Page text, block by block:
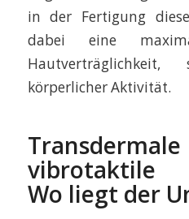
in der Fertigung
dabei eine
körperlicher Aktivität.
vibrotaktile
Wo liegt der